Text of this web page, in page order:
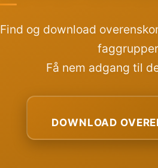
Find og download
Få nem adgang til
DOWNLOAD